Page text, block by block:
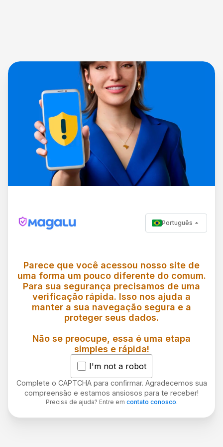
Português
Parece que você acessou nosso site de
uma forma um pouco diferente do comum.
Para sua segurança precisamos de uma
verificação rápida. Isso nos ajuda a
manter a sua navegação segura e a
proteger seus dados.
Não se preocupe, essa é uma etapa
simples e rápida!
I'm not a robot
Complete o CAPTCHA para confirmar. Agradecemos sua
compreensão e estamos ansiosos para te receber!
Precisa de ajuda? Entre em contato conosco.